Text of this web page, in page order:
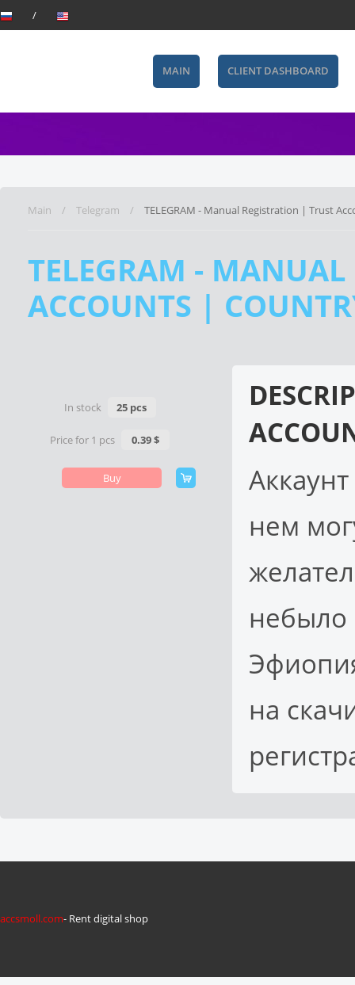
MAIN CLIENT DASHBOARD
Main Telegram TELEGRAM - Manual Registration | Trust
TELEGRAM -
ACCOUNTS |
In stock 25 pcs
Price for 1 pcs 0.39 $
Buy
нем
небыло
на
accsmoll.com- Rent digital shop